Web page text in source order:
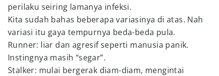
perilaku seiring lamanya infeksi.
Kita sudah bahas beberapa variasinya di atas. Nah
variasi itu gaya tempurnya beda-beda pula.
Runner: liar dan agresif seperti manusia panik.
Instingnya masih “segar”.
Stalker: mulai bergerak diam-diam, mengintai